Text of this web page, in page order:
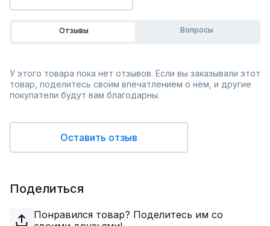
Отзывы Вопросы
У этого товара пока нет отзывов. Если вы заказывали этот
товар, поделитесь своим впечатлением о нём, и другие
покупатели будут вам благодарны.
Оставить отзыв
Поделиться
Понравился товар? Поделитесь им со